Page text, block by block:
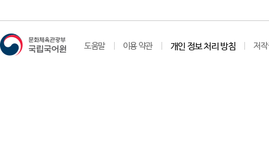
도움말 이용 약관 개인 정보 처리 방침 저